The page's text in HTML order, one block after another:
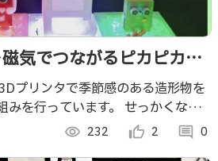
気でつながるピカピカス
プリンタで季節感のある造形物を
みを行っています。 せっかくな
介したい！ということで、ピカピカ
した。
visibility 232 thumb_up_alt 2 comment 0